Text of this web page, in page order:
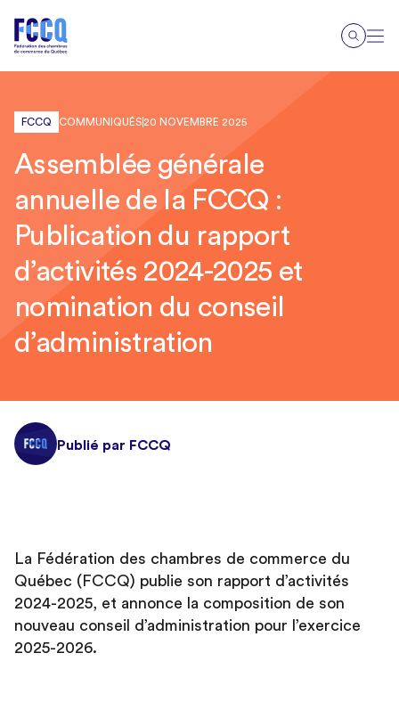
FCCQ COMMUNIQUÉS 20 NOVEMBRE 2025
Assemblée générale
annuelle de la FCCQ :
Publication du rapport
d’activités 2024-2025 et
nomination du conseil
d’administration
Publié par FCCQ
La Fédération des chambres de commerce du
Québec (FCCQ) publie son rapport d’activités
2024-2025, et annonce la composition de son
nouveau conseil d’administration pour l’exercice
2025-2026.